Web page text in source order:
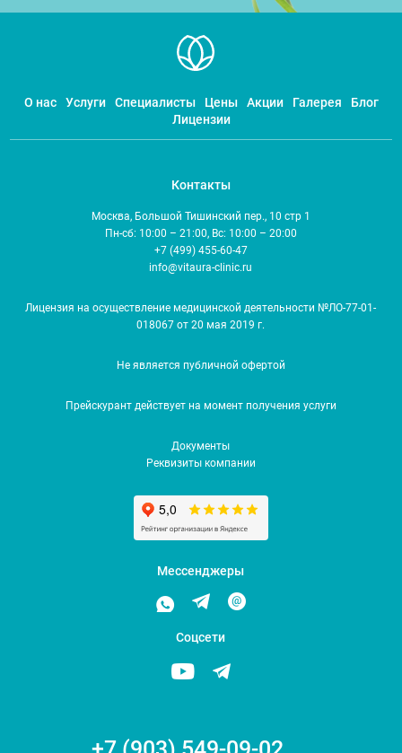
О нас Услуги Специалисты Цены Акции Галерея
Блог
Лицензии
Контакты
Москва, Большой Тишинский пер., 10 стр 1
Пн-сб: 10:00 – 21:00, Вс: 10:00 – 20:00
+7 (499) 455-60-47
info@vitaura-clinic.ru
Лицензия на осуществление медицинской деятельности №ЛО-77-01-
018067 от 20 мая 2019 г.
Не является публичной офертой
Прейскурант действует на момент получения услуги
Документы
Реквизиты компании
Мессенджеры
Соцсети